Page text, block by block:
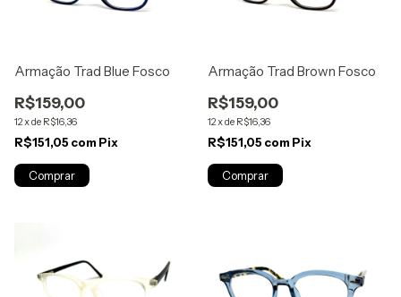
Armação Trad Blue Fosco
R$159,00
12xde R$16,36
R$151,05 com Pix
Armação Trad Brown Fosco
R$159,00
12xde R$16,36
R$151,05 com Pix